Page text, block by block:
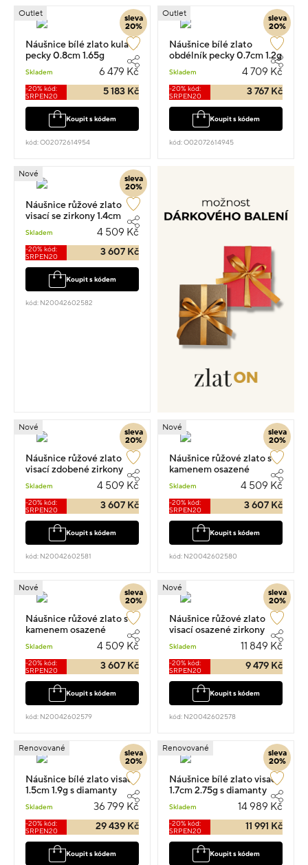
sleva
20%
Outlet
Náušnice bílé zlato kulaté
pecky 0.8cm 1.65g
Skladem 6 479 Kč
-20% kód:
SRPEN20
5 183 Kč
Koupit s kódem
kód: O02072614954
sleva
20%
Outlet
Náušnice bílé zlato
obdélník pecky 0.7cm 1.2g
Skladem 4 709 Kč
-20% kód:
SRPEN20
3 767 Kč
Koupit s kódem
kód: O02072614945
sleva
20%
Nové
Náušnice růžové zlato
visací se zirkony 1.4cm
Skladem 4 509 Kč
-20% kód:
SRPEN20
3 607 Kč
Koupit s kódem
kód: N20042602582
sleva
20%
Nové
Náušnice růžové zlato
visací zdobené zirkony
Skladem 4 509 Kč
-20% kód:
SRPEN20
3 607 Kč
Koupit s kódem
kód: N20042602581
sleva
20%
Nové
Náušnice růžové zlato s
kamenem osazené
zirkony visací 1.4cm 0.90g
Skladem 4 509 Kč
-20% kód:
SRPEN20
3 607 Kč
Koupit s kódem
kód: N20042602580
sleva
20%
Nové
Náušnice růžové zlato s
kamenem osazené
zirkony visací 1.4cm 0.9g
Skladem 4 509 Kč
-20% kód:
SRPEN20
3 607 Kč
Koupit s kódem
kód: N20042602579
sleva
20%
Nové
Náušnice růžové zlato
visací osazené zirkony
Skladem 11 849 Kč
-20% kód:
SRPEN20
9 479 Kč
Koupit s kódem
kód: N20042602578
sleva
20%
Renovované
Náušnice bílé zlato visací
1.5cm 1.9g s diamanty
Skladem 36 799 Kč
-20% kód:
SRPEN20
29 439 Kč
Koupit s kódem
sleva
20%
Renovované
Náušnice bílé zlato visací
1.7cm 2.75g s diamanty
Skladem 14 989 Kč
-20% kód:
SRPEN20
11 991 Kč
Koupit s kódem